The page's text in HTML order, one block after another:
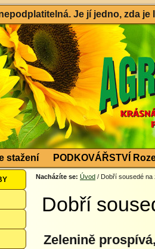
Je jí jedno, zda
stažení PODKOVÁŘSTVÍ
Nacházíte se: Úvod / Dobří sousedé na
Dobří
Zelenině